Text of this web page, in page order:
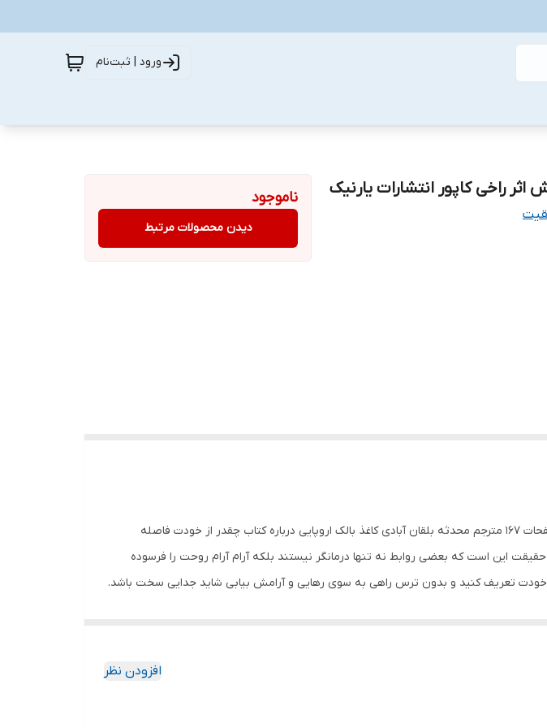
ورود | ثبت‌نام
راخی کاپور انتشارات یارنیک ناموجود
دیدن محصولات مرتبط
کتاب حالا یک نفس راحت بکش اثر راخی کاپور انتشارات یارنیک جلد شومیز قطع رقعی تعداد صفحات 167 مترجم محدثه بلقان آبادی کاغذ بالک اروپایی درباره کتاب چقدر از خودت فاصله
این است که بعضی روابط نه تنها درمانگر نیستند بلکه آرام آرام روحت را فرسوده
خودت تعریف کنید و بدون ترس راهی به سوی رهایی و آرامش بیابی شاید جدایی سخت باشد.
افزودن نظر